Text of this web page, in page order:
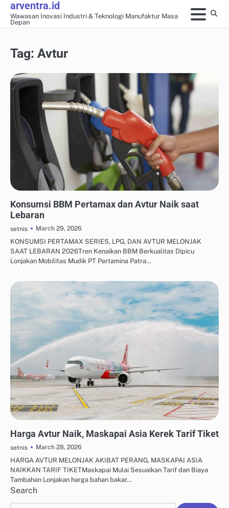
Skip
content
arventra.id
Wawasan Inovasi Industri & Teknologi Manufaktur Masa
Depan
Tag: Avtur
Konsumsi BBM Pertamax dan Avtur Naik saat
Lebaran
setnis
March 29, 2026
KONSUMSI PERTAMAX SERIES, LPG, DAN AVTUR MELONJAK
SAAT LEBARAN 2026Tren Kenaikan BBM Berkualitas Dipicu
Lonjakan Mobilitas Mudik PT Pertamina Patra…
Harga Avtur Naik, Maskapai Asia Kerek Tarif Tiket
setnis
March 28, 2026
HARGA AVTUR MELONJAK AKIBAT PERANG, MASKAPAI ASIA
NAIKKAN TARIF TIKETMaskapai Mulai Sesuaikan Tarif dan Biaya
Tambahan Lonjakan harga bahan bakar…
Search